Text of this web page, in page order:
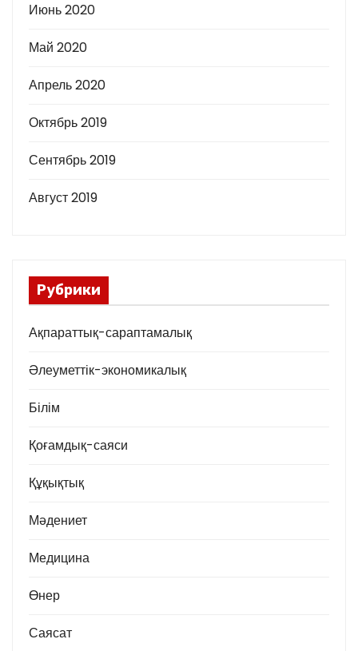
Июнь 2020
Май 2020
Апрель 2020
Октябрь 2019
Сентябрь 2019
Август 2019
Рубрики
Ақпараттық-сараптамалық
Әлеуметтік-экономикалық
Білім
Қоғамдық-саяси
Құқықтық
Мәдениет
Медицина
Өнер
Саясат